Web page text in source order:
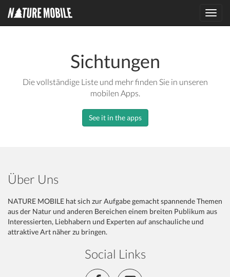
Sichtungen
Die vollständige Liste und mehr finden Sie in unseren
mobilen Apps.
See it in the apps
Über Uns
NATURE MOBILE hat sich zur Aufgabe gemacht spannende Themen
aus der Natur und anderen Bereichen einem breiten Publikum aus
Interessierten, Liebhabern und Experten auf anschauliche und
attraktive Art näher zu bringen.
Social Links